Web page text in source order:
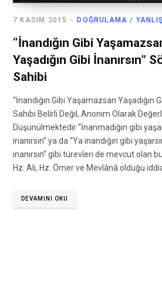
DOĞRULAMA /
7 KASIM 2015
“İnandığın Gibi
Yaşadığın Gibi İnanırsın”
Sahibi
“İnandığın Gibi Yaşamazsan Yaşadığın
Sahibi Belirli Değil, Anonim Olarak
Düşünülmektedir “İnanmadığın gibi
inanırsın” ya da “Ya inandığın gibi
inanırsın” gibi türevleri de mevcut olan
Hz. Ali, Hz. Ömer ve Mevlânâ olduğu
DEVAMINI OKU